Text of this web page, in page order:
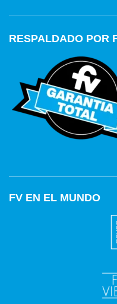
RESPALDADO POR
FV EN EL MUNDO